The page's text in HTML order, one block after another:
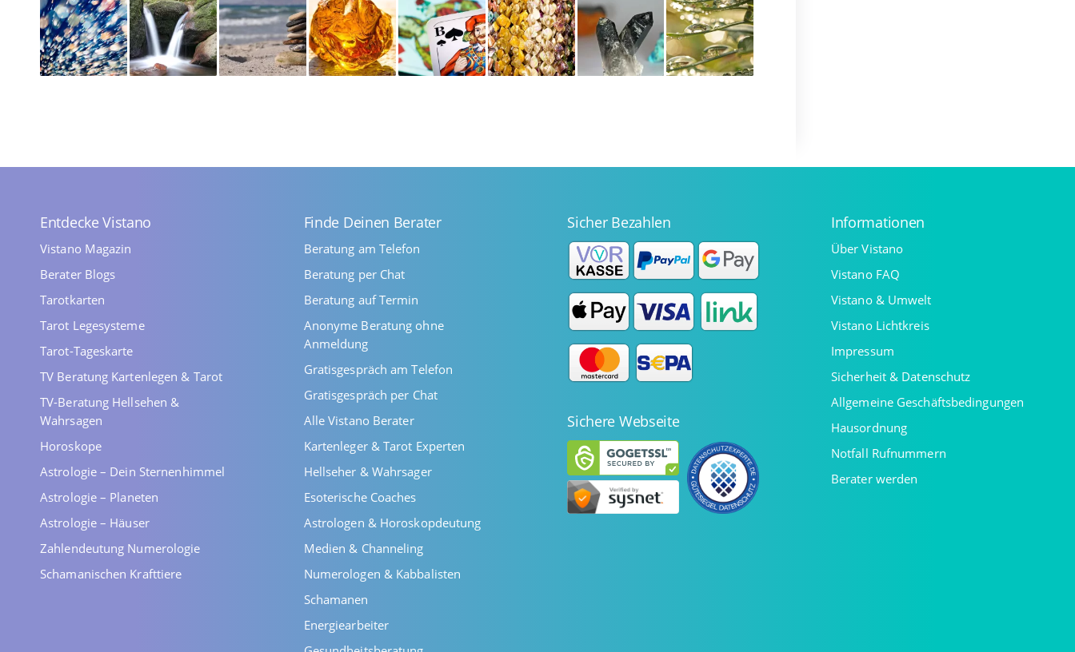
Entdecke Vistano
Vistano Magazin
Berater Blogs
Tarotkarten
Tarot Legesysteme
Tarot-Tageskarte
TV Beratung Kartenlegen & Tarot
TV-Beratung Hellsehen &
Wahrsagen
Horoskope
Astrologie – Dein Sternenhimmel
Astrologie – Planeten
Astrologie – Häuser
Zahlendeutung Numerologie
Schamanischen Krafttiere
Finde Deinen Berater
Beratung am Telefon
Beratung per Chat
Beratung auf Termin
Anonyme Beratung ohne
Anmeldung
Gratisgespräch am Telefon
Gratisgespräch per Chat
Alle Vistano Berater
Kartenleger & Tarot Experten
Hellseher & Wahrsager
Esoterische Coaches
Astrologen & Horoskopdeutung
Medien & Channeling
Numerologen & Kabbalisten
Schamanen
Energiearbeiter
Sicher Bezahlen
Sichere Webseite
Informationen
Über Vistano
Vistano FAQ
Vistano & Umwelt
Vistano Lichtkreis
Impressum
Sicherheit & Datenschutz
Allgemeine Geschäftsbedingungen
Hausordnung
Notfall Rufnummern
Berater werden